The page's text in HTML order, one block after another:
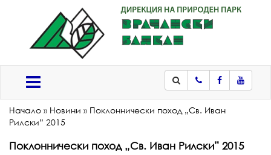
ТелефонFacebook
Начало » Новини » Поклоннически поход „Св. Иван
Рилски” 2015
Поклоннически поход „Св. Иван Рилски” 2015